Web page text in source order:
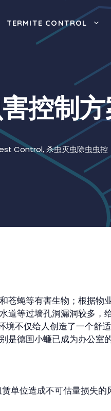
TERMITE CONTROL
控制
Control,杀虫灭虫除虫虫控
苍蝇等有害生物；根据物
道等过墙孔洞漏洞较多，
不仅给人创造了一个舒
是德国小蠊已成为办公室
单位造成不可估量损失